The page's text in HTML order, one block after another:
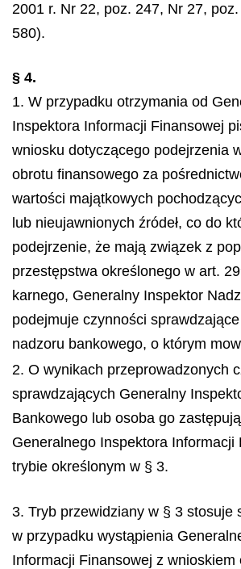
2001 r. Nr 22, poz. 247, Nr 27,
580).
§ 4.
1. W przypadku otrzymania od
Inspektora Informacji Finansowej
wniosku dotyczącego podejrzenia
obrotu finansowego za
wartości majątkowych
lub nieujawnionych źródeł, co do
podejrzenie, że mają związek z
przestępstwa określonego w art.
karnego, Generalny Inspektor
podejmuje czynności
nadzoru bankowego, o którym
2. O wynikach przeprowadzonych
sprawdzających Generalny
Bankowego lub osoba go
Generalnego Inspektora Informacji
trybie określonym w § 3.
3. Tryb przewidziany w § 3 stosuje
w przypadku wystąpienia
Informacji Finansowej z wnioskiem